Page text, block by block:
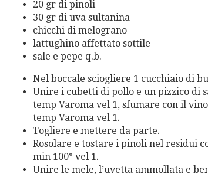
20 gr di pinoli
30 gr di uva sultanina
chicchi di melograno
lattughino affettato sottile
sale e pepe q.b.
Nel boccale sciogliere 1 cucchiaio di
Unire i cubetti di pollo e un pizzico di
temp Varoma vel 1, sfumare con il
temp Varoma vel 1.
Togliere e mettere da parte.
Rosolare e tostare i pinoli nel residui
min 100° vel 1.
Unire le mele, l’uvetta ammollata e